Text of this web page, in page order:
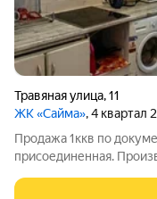
Травяная улица,11
ЖК «Сайма», 4 квартал
Продажа 1ккв по
присоединенная.
полноценное